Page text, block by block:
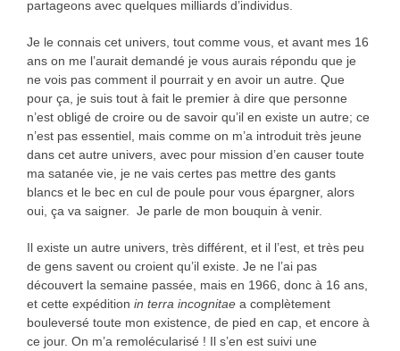
partageons avec quelques milliards d’individus.
Je le connais cet univers, tout comme vous, et avant mes 16
ans on me l’aurait demandé je vous aurais répondu que je
ne vois pas comment il pourrait y en avoir un autre. Que
pour ça, je suis tout à fait le premier à dire que personne
n’est obligé de croire ou de savoir qu’il en existe un autre; ce
n’est pas essentiel, mais comme on m’a introduit très jeune
dans cet autre univers, avec pour mission d’en causer toute
ma satanée vie, je ne vais certes pas mettre des gants
blancs et le bec en cul de poule pour vous épargner, alors
oui, ça va saigner. Je parle de mon bouquin à venir.
Il existe un autre univers, très différent, et il l’est, et très peu
de gens savent ou croient qu’il existe. Je ne l’ai pas
découvert la semaine passée, mais en 1966, donc à 16 ans,
et cette expédition in terra incognitaea complètement
bouleversé toute mon existence, de pied en cap, et encore à
ce jour. On m’a remolécularisé ! Il s’en est suivi une